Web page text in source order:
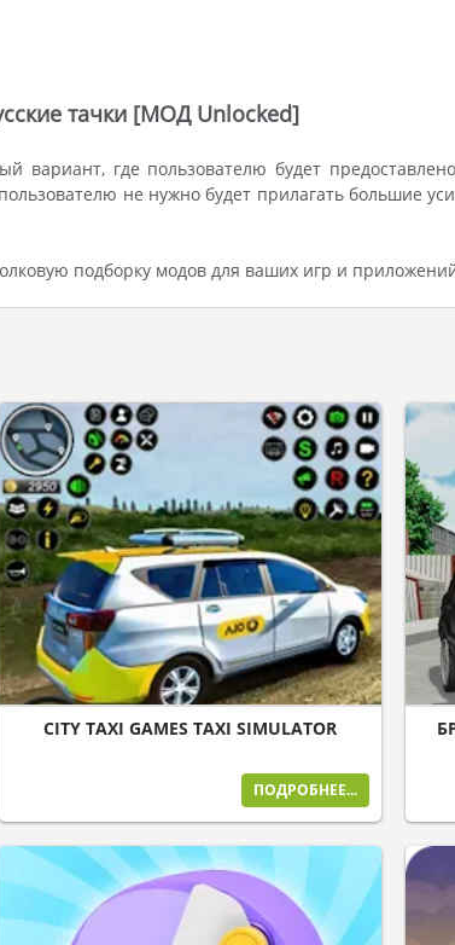
тачки [МОД Unlocked]
вариант, где пользователю будет
не нужно будет прилагать большие
подборку модов для ваших игр и
CITY TAXI GAMES TAXI SIMULATOR
ПОДРОБНЕЕ...